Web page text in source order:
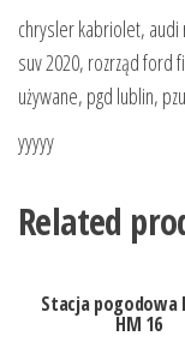
chrysler kabriolet, audi
suv 2020, rozrząd ford
używane, pgd lublin,
yyyyy
Related
Stacja pogodowa
HM 16